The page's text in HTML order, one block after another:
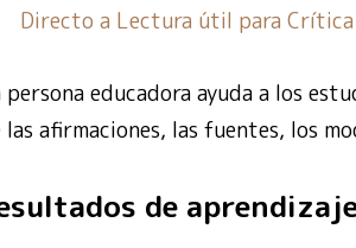
Directo a Lectura útil para Crítica
persona educadora ayuda a los
las afirmaciones, las fuentes, los
de